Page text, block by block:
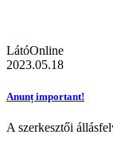
LátóOnline
2023.05.18
Anunț important!
A szerkesztői